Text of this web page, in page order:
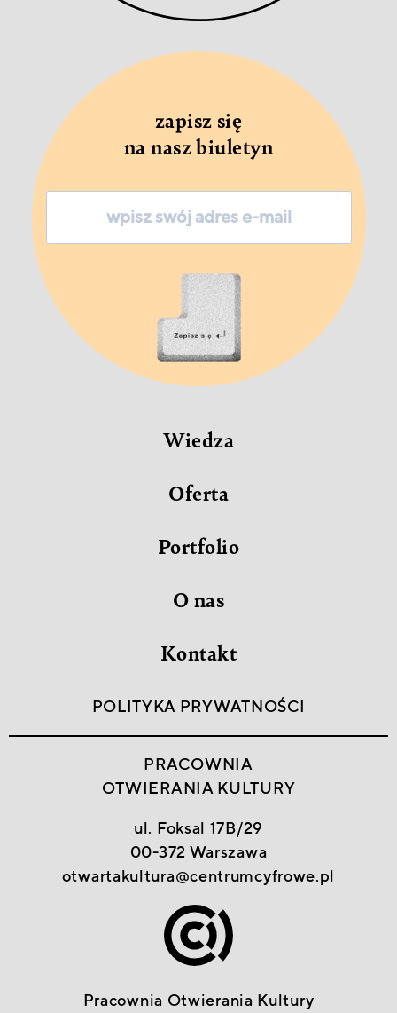
zapisz się
na nasz biuletyn
Zapisz
Wiedza
Oferta
Portfolio
O nas
Kontakt
POLITYKA PRYWATNOŚCI
PRACOWNIA
OTWIERANIA KULTURY
ul. Foksal 17B/29
00-372 Warszawa
otwartakultura@centrumcyfrowe.pl
Pracownia Otwierania Kultury